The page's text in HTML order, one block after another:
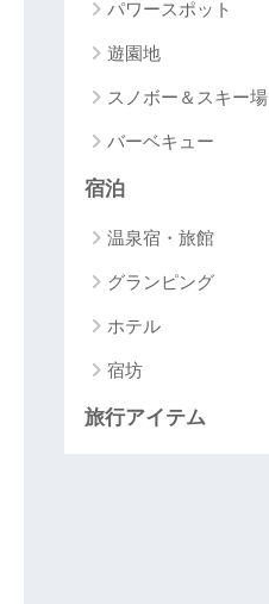
パワースポット
遊園地
スノボー＆スキー場
バーベキュー
宿泊
温泉宿・旅館
グランピング
ホテル
宿坊
旅行アイテム